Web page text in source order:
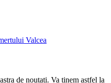
Valcea
de noutati. Va tinem astfel la